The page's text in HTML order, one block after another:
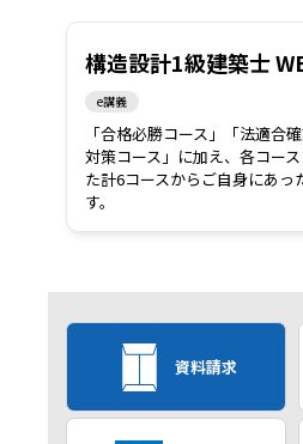
構造設計1級建築士
e講義
「合格必勝コース」「法適合
対策コース」に加え、各コー
た計6コースからご自身にあっ
す。
資料請求